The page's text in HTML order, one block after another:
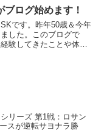
特にNintendo Sw...
ブログ始めます！
です。昨年50歳＆今年
した。このブログで
験してきたことや体験
リーズ 第1戦：ロサン
スが逆転サヨナラ勝